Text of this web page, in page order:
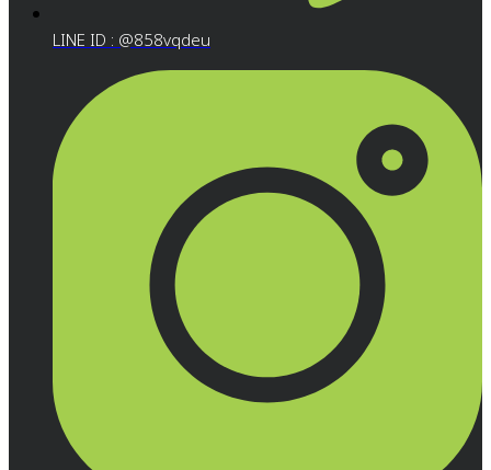
LINE ID : @858vqdeu